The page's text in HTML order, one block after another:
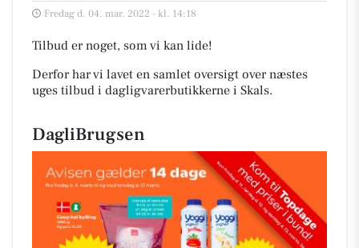
Fredag d. 04. mar. 2022 - kl. 14:18
Tilbud er noget, som vi kan lide!
Derfor har vi lavet en samlet oversigt over næstes
uges tilbud i dagligvarerbutikkerne i Skals.
DagliBrugsen